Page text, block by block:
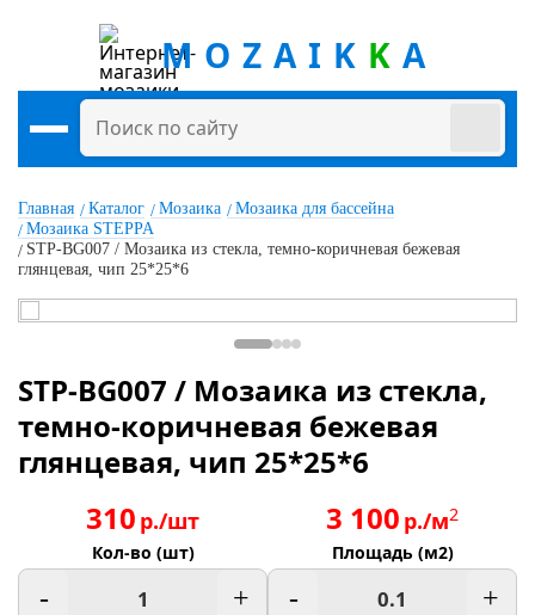
MOZAIK K A
Главная Каталог Мозаика
Мозаика для бассейна
Мозаика STEPPA
STP-BG007 / Мозаика из стекла, темно-коричневая бежевая
глянцевая, чип 25*25*6
STP-BG007 / Мозаика из стекла,
темно-коричневая бежевая
глянцевая, чип 25*25*6
310 р./шт
Кол-во (шт)
- +
3 100 р./м2
Площадь (м2)
- +